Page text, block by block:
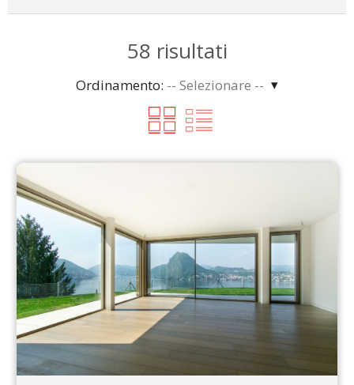
58 risultati
Ordinamento: -- Selezionare --